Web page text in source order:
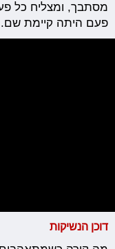
מסתבך, ומצליח כל
פעם היתה קיימת שם.
דוכן הנשיקות